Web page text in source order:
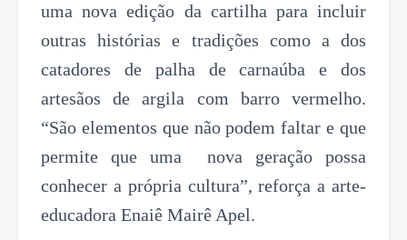
uma nova edição da cartilha para incluir
outras histórias e tradições como a dos
catadores de palha de carnaúba e dos
artesãos de argila com barro vermelho.
“São elementos que não podem faltar e que
permite que uma nova geração possa
conhecer a própria cultura”, reforça a arte-
educadora Enaiê Mairê Apel.